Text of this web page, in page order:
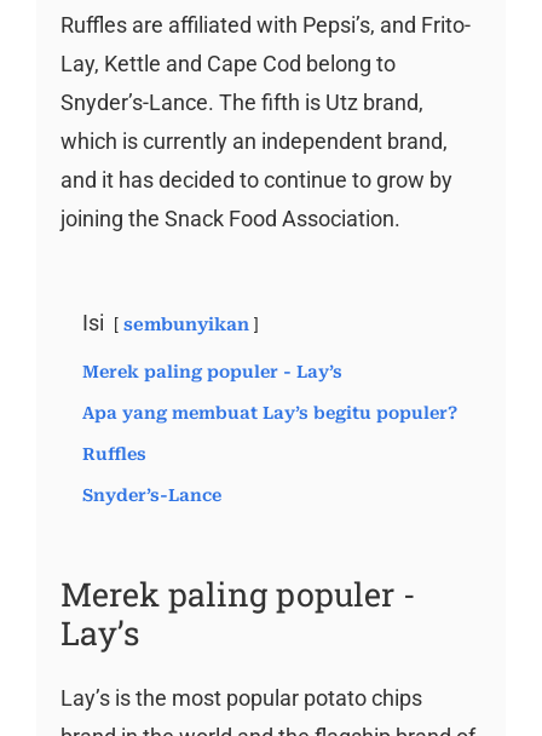
Ruffles are affiliated with Pepsi’s, and Frito-
Lay, Kettle and Cape Cod belong to
Snyder’s-Lance. The fifth is Utz brand,
which is currently an independent brand,
and it has decided to continue to grow by
joining the Snack Food Association.
Isi sembunyikan
Merek paling populer - Lay’s
Apa yang membuat Lay’s begitu populer?
Ruffles
Snyder’s-Lance
Merek paling populer -
Lay’s
Lay’s is the most popular potato chips